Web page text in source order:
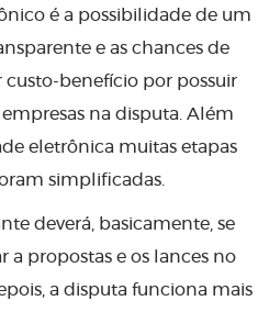
é a possibilidade de um
e as chances de
benefício por possuir
na disputa. Além
eletrônica muitas etapas
simplificadas.
deverá, basicamente, se
a propostas e os lances no
a disputa funciona mais